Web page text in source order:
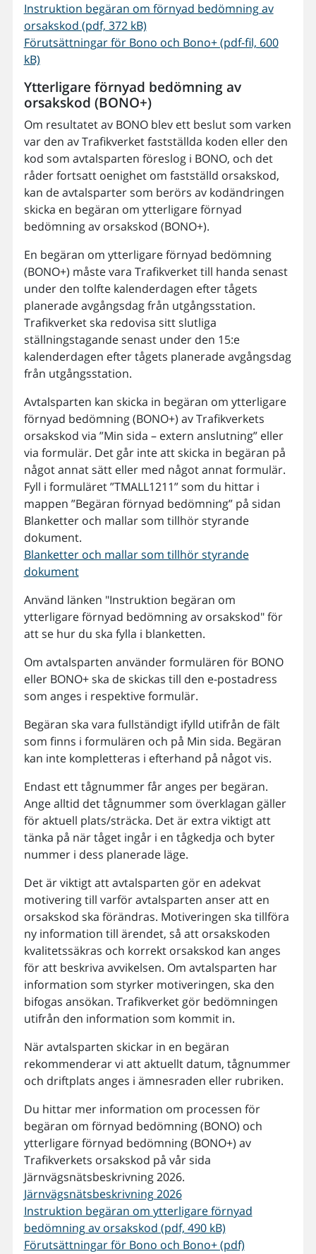
Instruktion begäran om förnyad bedömning av
orsakskod (pdf, 372 kB)
Förutsättningar för Bono och Bono+ (pdf-fil, 600
kB)
Ytterligare förnyad bedömning av
orsakskod (BONO+)
Om resultatet av BONO blev ett beslut som varken
var den av Trafikverket fastställda koden eller den
kod som avtalsparten föreslog i BONO, och det
råder fortsatt oenighet om fastställd orsakskod,
kan de avtalsparter som berörs av kodändringen
skicka en begäran om ytterligare förnyad
bedömning av orsakskod (BONO+).
En begäran om ytterligare förnyad bedömning
(BONO+) måste vara Trafikverket till handa senast
under den tolfte kalenderdagen efter tågets
planerade avgångsdag från utgångsstation.
Trafikverket ska redovisa sitt slutliga
ställningstagande senast under den 15:e
kalenderdagen efter tågets planerade avgångsdag
från utgångsstation.
Avtalsparten kan skicka in begäran om ytterligare
förnyad bedömning (BONO+) av Trafikverkets
orsakskod via ”Min sida – extern anslutning” eller
via formulär. Det går inte att skicka in begäran på
något annat sätt eller med något annat formulär.
Fyll i formuläret ”TMALL1211” som du hittar i
mappen ”Begäran förnyad bedömning” på sidan
Blanketter och mallar som tillhör styrande
dokument.
Blanketter och mallar som tillhör styrande
dokument
Använd länken "Instruktion begäran om
ytterligare förnyad bedömning av orsakskod" för
att se hur du ska fylla i blanketten.
Om avtalsparten använder formulären för BONO
eller BONO+ ska de skickas till den e-postadress
som anges i respektive formulär.
Begäran ska vara fullständigt ifylld utifrån de fält
som finns i formulären och på Min sida. Begäran
kan inte kompletteras i efterhand på något vis.
Endast ett tågnummer får anges per begäran.
Ange alltid det tågnummer som överklagan gäller
för aktuell plats/sträcka. Det är extra viktigt att
tänka på när tåget ingår i en tågkedja och byter
nummer i dess planerade läge.
Det är viktigt att avtalsparten gör en adekvat
motivering till varför avtalsparten anser att en
orsakskod ska förändras. Motiveringen ska tillföra
ny information till ärendet, så att orsakskoden
kvalitetssäkras och korrekt orsakskod kan anges
för att beskriva avvikelsen. Om avtalsparten har
information som styrker motiveringen, ska den
bifogas ansökan. Trafikverket gör bedömningen
utifrån den information som kommit in.
När avtalsparten skickar in en begäran
rekommenderar vi att aktuellt datum, tågnummer
och driftplats anges i ämnesraden eller rubriken.
Du hittar mer information om processen för
begäran om förnyad bedömning (BONO) och
ytterligare förnyad bedömning (BONO+) av
Trafikverkets orsakskod på vår sida
Järnvägsnätsbeskrivning 2026.
Järnvägsnätsbeskrivning 2026
Instruktion begäran om ytterligare förnyad
bedömning av orsakskod (pdf, 490 kB)
Förutsättningar för Bono och Bono+ (pdf)